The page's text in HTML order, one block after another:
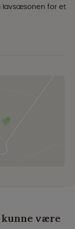
lavsæsonen for et
være